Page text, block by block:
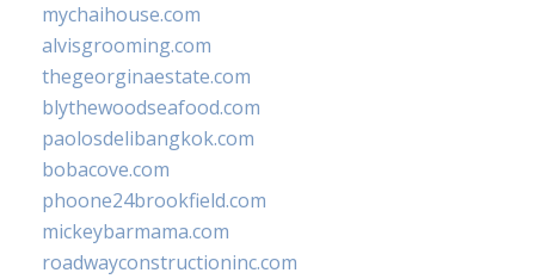
mychaihouse.com
alvisgrooming.com
thegeorginaestate.com
blythewoodseafood.com
paolosdelibangkok.com
bobacove.com
phoone24brookfield.com
mickeybarmama.com
roadwayconstructioninc.com